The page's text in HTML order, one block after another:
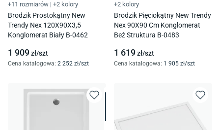
+11 rozmiarów | +2 kolory
Brodzik Prostokątny New
Trendy Nex 120X90X3,5
Konglomerat Biały B-0462
1 909zł/szt
Cena katalogowa: 2 252 zł/szt
+2 kolory
Brodzik Pięciokątny New Trendy
Nex 90X90 Cm Konglomerat
Beż Struktura B-0483
1 619zł/szt
Cena katalogowa: 1 905 zł/szt